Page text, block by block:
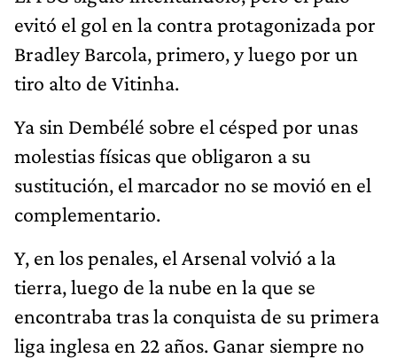
evitó el gol en la contra protagonizada por
Bradley Barcola, primero, y luego por un
tiro alto de Vitinha.
Ya sin Dembélé sobre el césped por unas
molestias físicas que obligaron a su
sustitución, el marcador no se movió en el
complementario.
Y, en los penales, el Arsenal volvió a la
tierra, luego de la nube en la que se
encontraba tras la conquista de su primera
liga inglesa en 22 años. Ganar siempre no